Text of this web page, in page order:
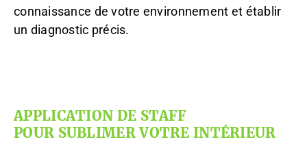
connaissance de votre environnement et établir
un diagnostic précis.
APPLICATION DE STAFF
POUR SUBLIMER VOTRE INTÉRIEUR